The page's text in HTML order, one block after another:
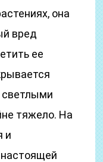
она
вред
ее
светлыми
тяжело. На
и